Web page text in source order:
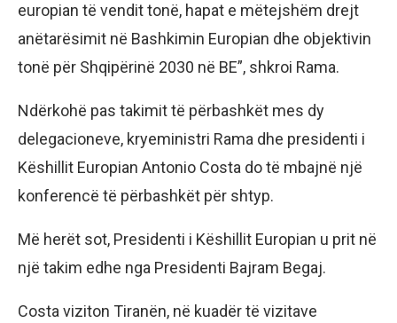
europian të vendit tonë, hapat e mëtejshëm drejt
anëtarësimit në Bashkimin Europian dhe objektivin
tonë për Shqipërinë 2030 në BE”, shkroi Rama.
Ndërkohë pas takimit të përbashkët mes dy
delegacioneve, kryeministri Rama dhe presidenti i
Këshillit Europian Antonio Costa do të mbajnë një
konferencë të përbashkët për shtyp.
Më herët sot, Presidenti i Këshillit Europian u prit në
një takim edhe nga Presidenti Bajram Begaj.
Costa viziton Tiranën, në kuadër të vizitave